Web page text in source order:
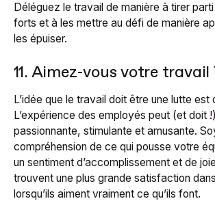
Déléguez le travail de manière à tirer
forts et à les mettre au défi de manière
les épuiser.
11. Aimez-vous votre travail
L’idée que le travail doit être une lutte est
L’expérience des employés peut (et doit
passionnante, stimulante et amusante.
compréhension de ce qui pousse votre
un sentiment d’accomplissement et de
trouvent une plus grande satisfaction
lorsqu’ils aiment vraiment ce qu’ils font.